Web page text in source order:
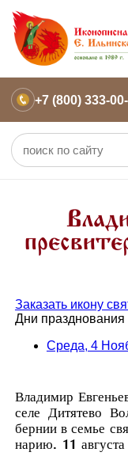
+7 (800) 333-
Заказать икону
Дни празднования
Среда, 4
Вла­ди­мир
се­ле Ди­тя­те­во
бер­нии в се­мье
на­рию. 11